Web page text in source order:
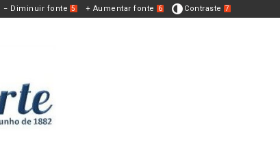
− Diminuir fonte 5 + Aumentar fonte 6 Contraste 7